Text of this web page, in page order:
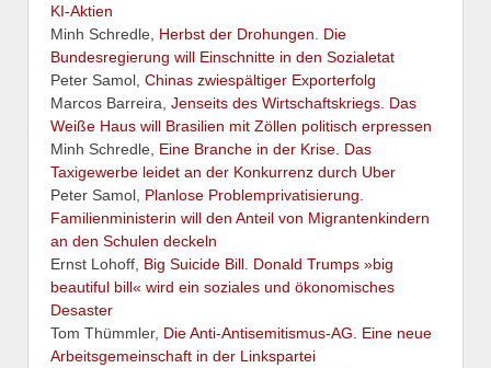
KI-Aktien
Minh Schredle, Herbst der Drohungen. Die
Bundesregierung will Einschnitte in den Sozialetat
Peter Samol, Chinas zwiespältiger Exporterfolg
Marcos Barreira, Jenseits des Wirtschaftskriegs. Das
Weiße Haus will Brasilien mit Zöllen politisch erpressen
Minh Schredle, Eine Branche in der Krise. Das
Taxigewerbe leidet an der Konkurrenz durch Uber
Peter Samol, Planlose Problemprivatisierung.
Familienministerin will den Anteil von Migrantenkindern
an den Schulen deckeln
Ernst Lohoff, Big Suicide Bill. Donald Trumps »big
beautiful bill« wird ein soziales und ökonomisches
Desaster
Tom Thümmler, Die Anti-Antisemitismus-AG. Eine neue
Arbeitsgemeinschaft in der Linkspartei